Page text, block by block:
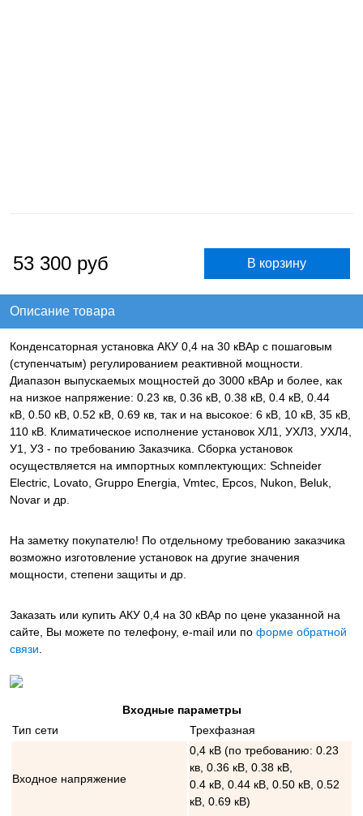
53 300 руб
Описание товара
Конденсаторная установка АКУ 0,4 на 30 кВАр с пошаговым
(ступенчатым) регулированием реактивной мощности.
Диапазон выпускаемых мощностей до 3000 кВАр и более, как
на низкое напряжение: 0.23 кв, 0.36 кВ, 0.38 кВ, 0.4 кВ, 0.44
кВ, 0.50 кВ, 0.52 кВ, 0.69 кв, так и на высокое: 6 кВ, 10 кВ, 35 кВ,
110 кВ. Климатическое исполнение установок ХЛ1, УХЛ3, УХЛ4,
У1, У3 - по требованию Заказчика. Сборка установок
осуществляется на импортных комплектующих: Schneider
Electric, Lovato, Gruppo Energia, Vmtec, Epcos, Nukon, Beluk,
Novar и др.
На заметку покупателю! По отдельному требованию заказчика
возможно изготовление установок на другие значения
мощности, степени защиты и др.
Заказать или купить АКУ 0,4 на 30 кВАр по цене указанной на
сайте, Вы можете по телефону, e-mail или по форме обратной
связи.
Входные параметры
Тип сети
Трехфазная
Входное напряжение
0,4 кВ (по требованию: 0.23
кв, 0.36 кВ, 0.38 кВ,
0.4 кВ, 0.44 кВ, 0.50 кВ, 0.52
кВ, 0.69 кВ)